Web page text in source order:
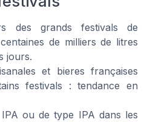
des grands festivals de
de milliers de litres
jours.
et bieres françaises
festivals : tendance en
ou de type IPA dans les